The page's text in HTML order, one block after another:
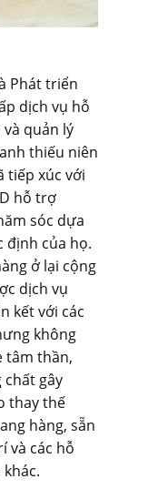
Phát triển
dịch vụ hỗ
quản lý
thiếu niên
tiếp xúc với
hỗ trợ
sóc dựa
định của họ.
ở lại cộng
dịch vụ
kết với các
không
tâm thần,
gây
thay thế
hàng, sẵn
và các hỗ